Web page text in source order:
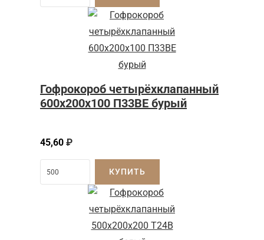
Гофрокороб четырёхклапанный
600x200x100 П33BE бурый
45,60 ₽
КУПИТЬ